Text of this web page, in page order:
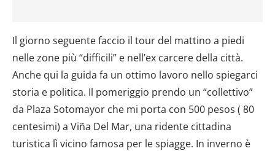
raccolto dal tuo utilizzo dei loro servizi.
Il giorno seguente faccio il tour del mattino a piedi
nelle zone più “difficili” e nell’ex carcere della città.
Anche qui la guida fa un ottimo lavoro nello spiegarci
storia e politica. Il pomeriggio prendo un “collettivo”
da Plaza Sotomayor che mi porta con 500 pesos ( 80
centesimi) a Viña Del Mar, una ridente cittadina
turistica lì vicino famosa per le spiagge. In inverno è